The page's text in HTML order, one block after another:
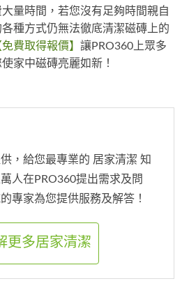
量時間，若您沒有足夠時間親自
種方式仍無法徹底清潔磁磚上的
免費取得報價】 讓PRO360上眾多
家中磁磚亮麗如新！
，給您最專業的 居家清潔 知
人在PRO360提出需求及問
專家為您提供服務及解答！
更多居家清潔